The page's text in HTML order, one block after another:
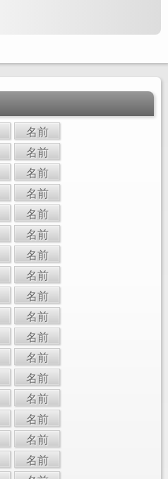
名前
名前
名前
名前
名前
名前
名前
名前
名前
名前
名前
名前
名前
名前
名前
名前
名前